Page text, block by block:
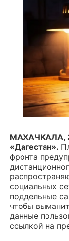
МАХАЧКАЛА,
«Дагестан».
фронта
социальных
поддельные
чтобы
данные
ссылкой на